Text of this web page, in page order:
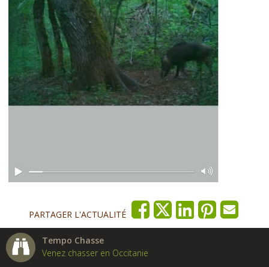
PARTAGER L'ACTUALITÉ
Tempo Chasse
Venez chasser en Occitanie